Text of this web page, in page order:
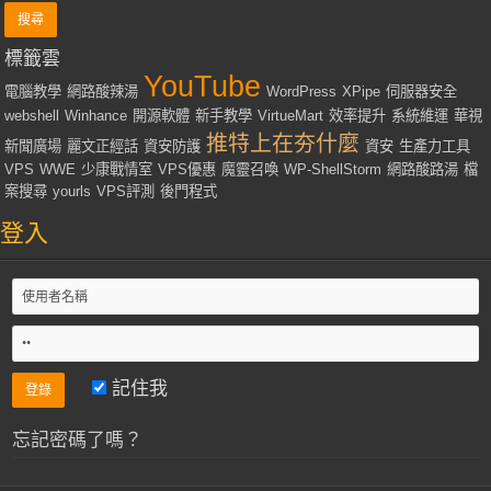
標籤雲
電腦教學 網路酸辣湯 YouTube WordPress XPipe 伺服器安全
webshell Winhance 開源軟體 新手教學 VirtueMart 效率提升 系統維運 華視
新聞廣場 麗文正經話 資安防護 推特上在夯什麼 資安 生產力工具
VPS WWE 少康戰情室 VPS優惠 魔靈召喚 WP-ShellStorm 網路酸路湯 檔
案搜尋 yourls VPS評測 後門程式
登入
記住我
忘記密碼了嗎？